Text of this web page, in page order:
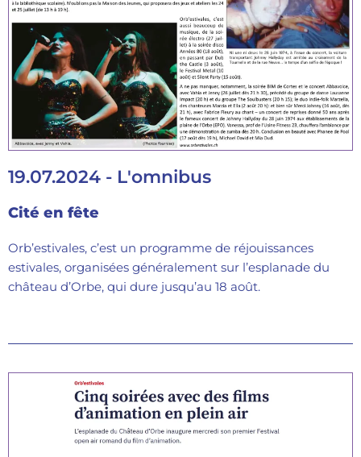
19.07.2024 - L'omnibus
Cité en fête
Orb’estivales, c’est un programme de réjouissances
estivales, organisées généralement sur l’esplanade du
château d’Orbe, qui dure jusqu’au 18 août.